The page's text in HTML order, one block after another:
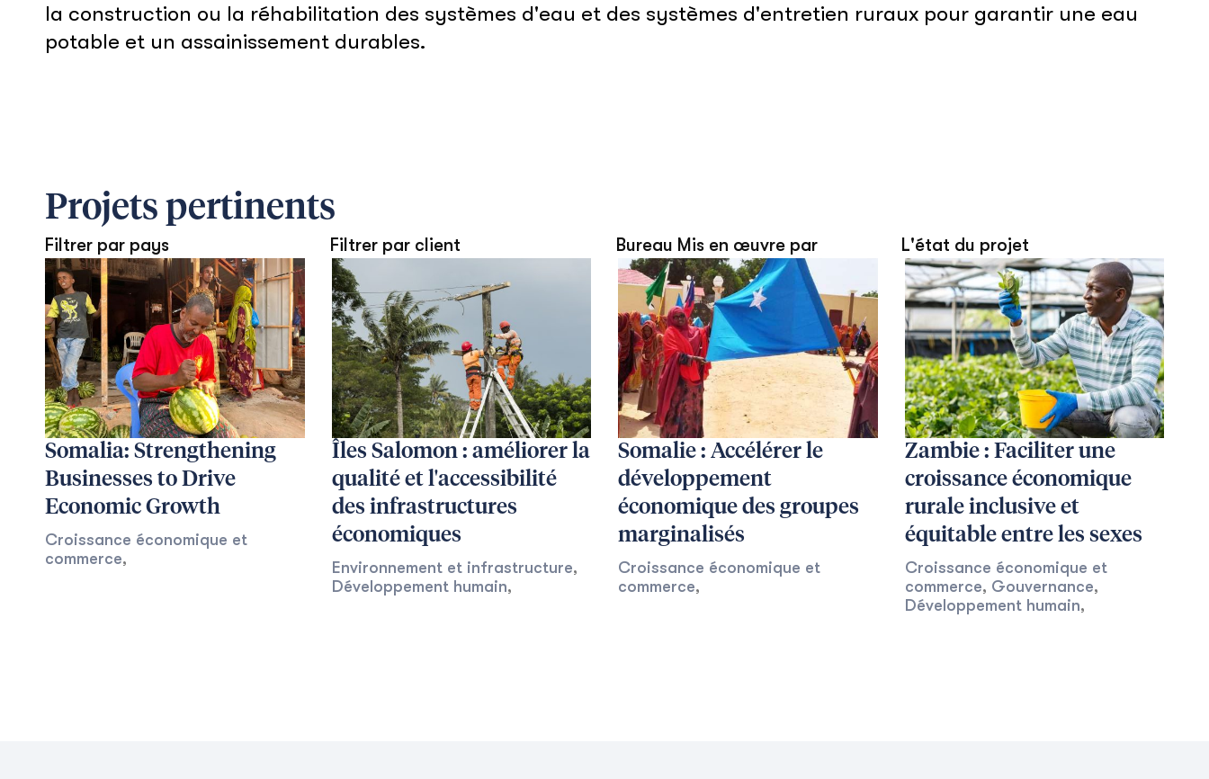
la construction ou la réhabilitation des systèmes d'eau et des systèmes d'entretien ruraux pour garantir une eau
potable et un assainissement durables.
Projets pertinents
Filtrer par pays Filtrer par client Bureau Mis en œuvre par L'état du projet
Somalia: Strengthening
Businesses to Drive
Economic Growth
Croissance économique et
commerce,
Îles Salomon : améliorer la
qualité et l'accessibilité
des infrastructures
économiques
Environnement et infrastructure,
Développement humain,
Somalie : Accélérer le
développement
économique des groupes
marginalisés
Croissance économique et
commerce,
Zambie : Faciliter une
croissance économique
rurale inclusive et
équitable entre les sexes
Croissance économique et
commerce, Gouvernance,
Développement humain,